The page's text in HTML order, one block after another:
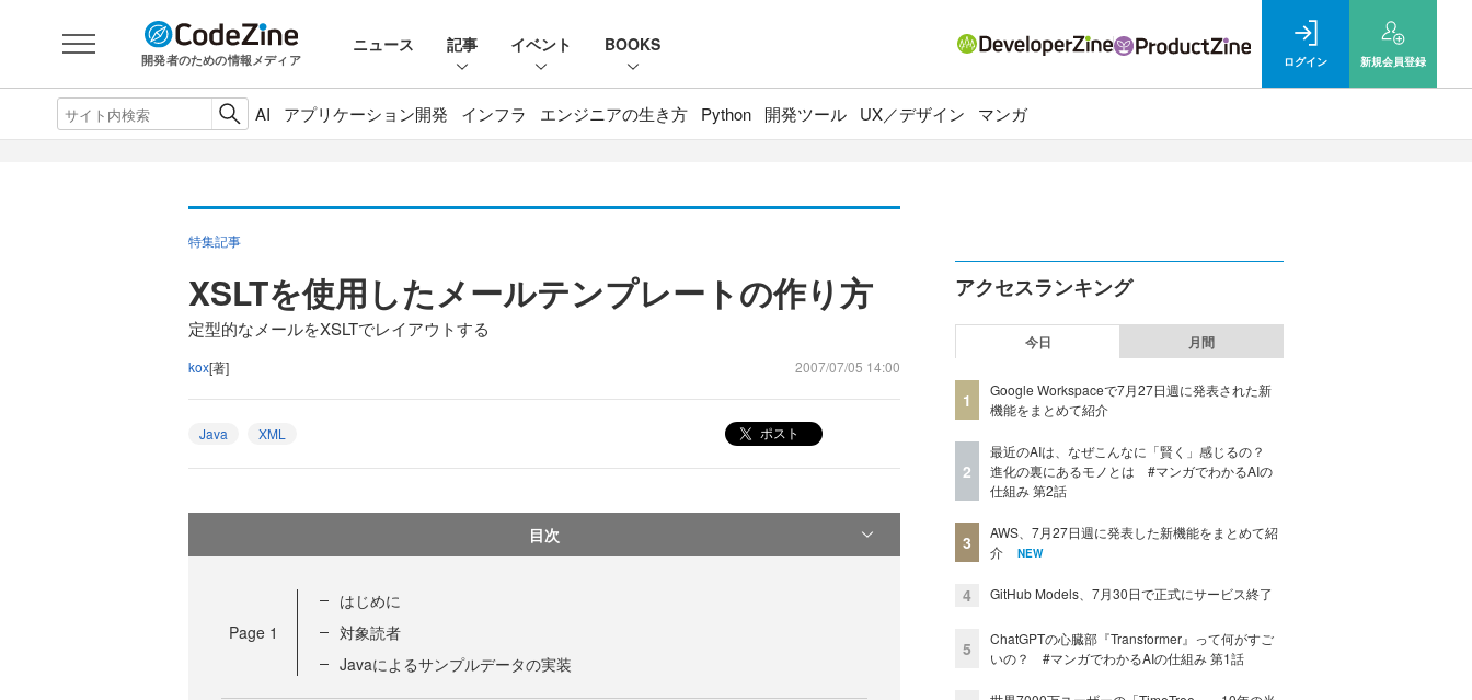
開発者のための情報メディア
ニュース 記事 イベント BOOKS
ログイン 新規会員登録
AI アプリケーション開発 インフラ エンジニアの生き方 Python 開発ツール UX／デザイン マンガ
特集記事
XSLTを使用したメールテンプレートの作り方
定型的なメールをXSLTでレイアウトする
kox[著] 2007/07/05 14:00
Java XML ポスト
目次
Page 1
はじめに
対象読者
Javaによるサンプルデータの実装
アクセスランキング
今日 月間
1
Google Workspaceで7月27日週に発表された新
機能をまとめて紹介
2
最近のAIは、なぜこんなに「賢く」感じるの？
進化の裏にあるモノとは #マンガでわかるAIの
仕組み 第2話
3
AWS、7月27日週に発表した新機能をまとめて紹
介
NEW
4 GitHub Models、7月30日で正式にサービス終了
5
ChatGPTの心臓部『Transformer』って何がすご
いの？ #マンガでわかるAIの仕組み 第1話